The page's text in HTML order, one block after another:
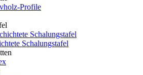
Profile
Schalungstafel
Schalungstafel